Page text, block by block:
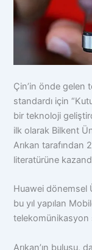
Çin’in önde gelen
standardı için
bir teknoloji
ilk olarak Bilkent
Arıkan tarafından
literatürüne
Huawei dönemsel
bu yıl yapılan
telekomünikasyon
Arıkan’ın buluşu,